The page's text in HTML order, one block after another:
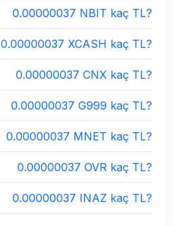
0.00000037 NBIT kaç TL?
0.00000037 XCASH kaç TL?
0.00000037 CNX kaç TL?
0.00000037 G999 kaç TL?
0.00000037 MNET kaç TL?
0.00000037 OVR kaç TL?
0.00000037 INAZ kaç TL?